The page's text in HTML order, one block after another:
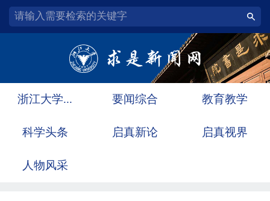
浙江大学... 要闻综合 教育教学
科学头条 启真新论 启真视界
人物风采